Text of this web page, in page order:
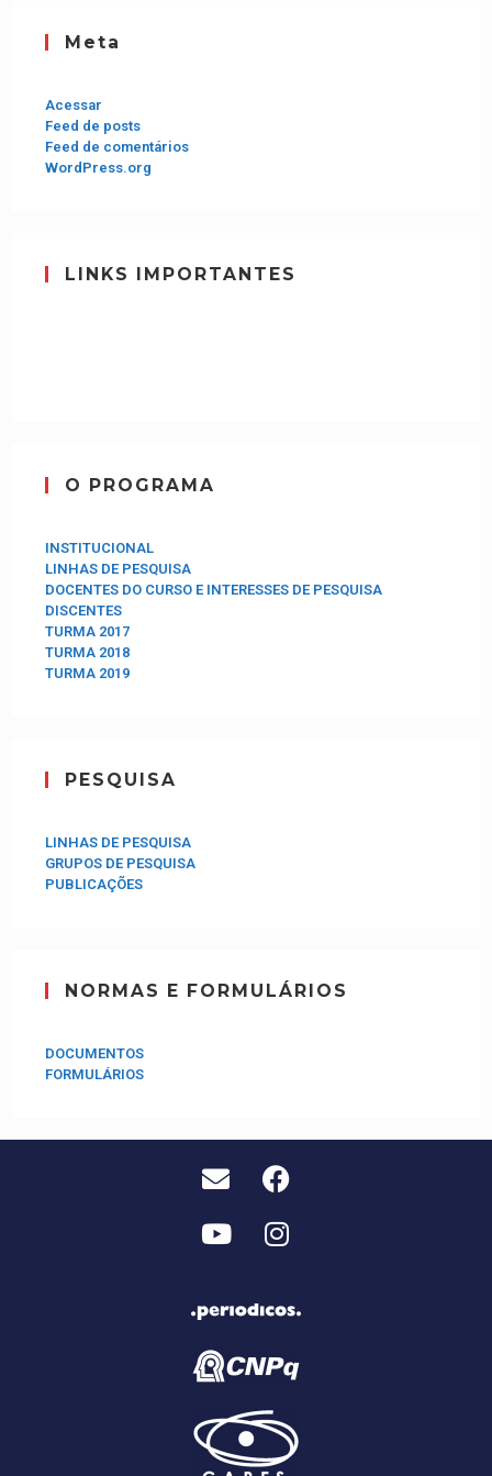
Meta
Acessar
Feed de posts
Feed de comentários
WordPress.org
LINKS IMPORTANTES
O PROGRAMA
INSTITUCIONAL
LINHAS DE PESQUISA
DOCENTES DO CURSO E INTERESSES DE PESQUISA
DISCENTES
TURMA 2017
TURMA 2018
TURMA 2019
PESQUISA
LINHAS DE PESQUISA
GRUPOS DE PESQUISA
PUBLICAÇÕES
NORMAS E FORMULÁRIOS
DOCUMENTOS
FORMULÁRIOS